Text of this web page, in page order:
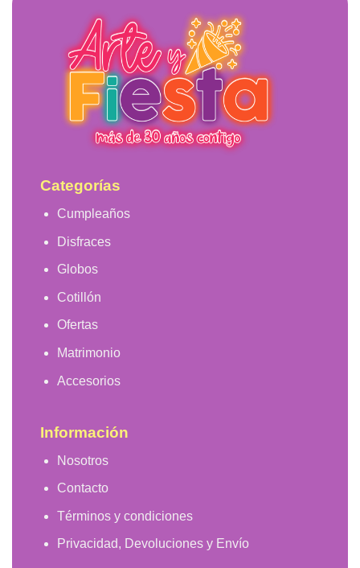
Categorías
Cumpleaños
Disfraces
Globos
Cotillón
Ofertas
Matrimonio
Accesorios
Información
Nosotros
Contacto
Términos y condiciones
Privacidad, Devoluciones y Envío